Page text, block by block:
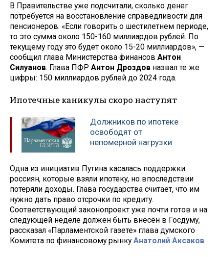
В Правительстве уже подсчитали, сколько денег
потребуется на восстановление справедливости для
пенсионеров. «Если говорить о шестилетнем периоде,
то это сумма около 150-160 миллиардов рублей. По
текущему году это будет около 15-20 миллиардов», —
сообщил глава Министерства финансов Антон
Силуанов. Глава ПФР Антон Дроздов назвал те же
цифры: 150 миллиардов рублей до 2024 года.
Ипотечные каникулы скоро наступят
Должников по ипотеке
освободят от
непомерной нагрузки
Одна из инициатив Путина касалась поддержки
россиян, которые взяли ипотеку, но впоследствии
потеряли доходы. Глава государства считает, что им
нужно дать право отсрочки по кредиту.
Соответствующий законопроект уже почти готов и на
следующей неделе должен быть внесён в Госдуму,
рассказал «Парламентской газете» глава думского
Комитета по финансовому рынкуАнатолий Аксаков.